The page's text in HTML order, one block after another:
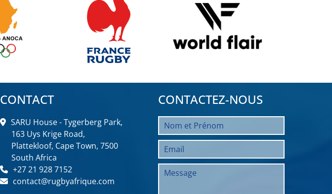
CONTACT
SARU House - Tygerberg Park,
163 Uys Krige Road,
Plattekloof, Cape Town, 7500
South Africa
+27 21 928 7152
contact@rugbyafrique.com
CONTACTEZ-NOUS